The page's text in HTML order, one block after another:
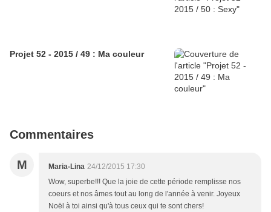
Projet 52 - 2015 / 49 : Ma couleur
Commentaires
M Maria-Lina 24/12/2015 17:30
Wow, superbe!!! Que la joie de cette période remplisse nos
coeurs et nos âmes tout au long de l'année à venir. Joyeux
Noël à toi ainsi qu'à tous ceux qui te sont chers!